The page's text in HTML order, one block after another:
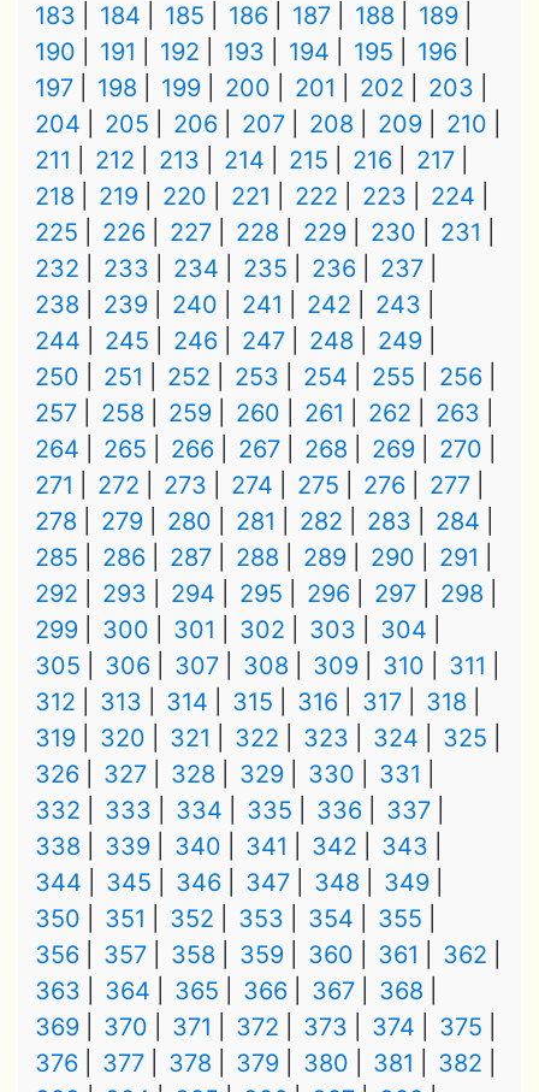
183
184 185 186 187 188
189
190
191 192 193 194 195
196
197
198 199 200 201 202
203
204
205 206 207 208 209
210
211
212 213 214 215 216
217
218
219 220 221 222 223
224
225
226 227 228 229 230
231
232
233 234 235 236
237
238
239 240 241 242
243
244
245 246 247 248
249
250
251 252 253 254 255
256
257
258 259 260 261 262
263
264
265 266 267 268 269
270
271
272 273 274 275 276
277
278
279 280 281 282 283
284
285
286 287 288 289 290
291
292
293 294 295 296 297
298
299
300 301 302 303
304
305
306 307 308 309 310
311
312
313 314 315 316 317
318
319
320 321 322 323 324
325
326
327 328 329 330
331
332
333 334 335 336
337
338
339 340 341 342
343
344
345 346 347 348
349
350
351 352 353 354
355
356
357 358 359 360 361
362
363
364 365 366 367
368
369
370 371 372 373 374
375
376
377 378 379 380 381
382